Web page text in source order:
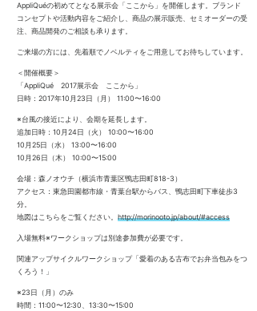
AppliQuéの初めてとなる展示会「ここから」を開催します。ブランド
コンセプトや活動内容をご紹介し、商品の展示販売、セミオーダーの受
注、商品開発のご相談も承ります。
ご来場の方には、先着順でノベルティをご用意してお待ちしています。
＜開催概要＞
「AppliQué 2017展示会 ここから」
日時：2017年10月23日（月） 11:00〜16:00
※台風の接近により、会期を延長します。
追加日時：10月24日（火） 10:00〜16:00
10月25日（水） 13:00〜16:00
10月26日（木） 10:00〜15:00
会場：森ノオウチ（横浜市青葉区鴨志田町818-3）
アクセス：東急田園都市線・青葉台駅からバス、鴨志田町下車徒歩3
分。
地図はこちらをご覧ください。 http://morinooto.jp/about/#access
入場無料※ワークショップは別途参加費が必要です。
関連アップサイクルワークショップ「愛着のある古布でお弁当包みをつ
くろう！」
※23日（月）のみ
時間：11:00〜12:30、13:30〜15:00